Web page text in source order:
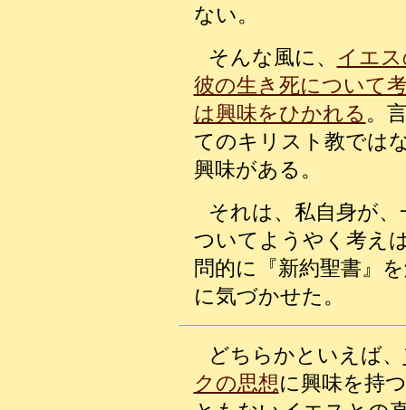
ない。
そんな風に、 イエ
彼の生き死について
は興味をひかれる 。
てのキリスト教では
興味がある。
それは、私自身が
ついてようやく考え
問的に『新約聖書』
に気づかせた。
どちらかといえば、
クの思想に興味を持